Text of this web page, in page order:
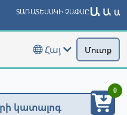
ՏԱՌԱՏԵՍԱԿԻ ՉԱՓՍԸԱ Ա Ա
Հայ Մուտք
կատալոգ
0